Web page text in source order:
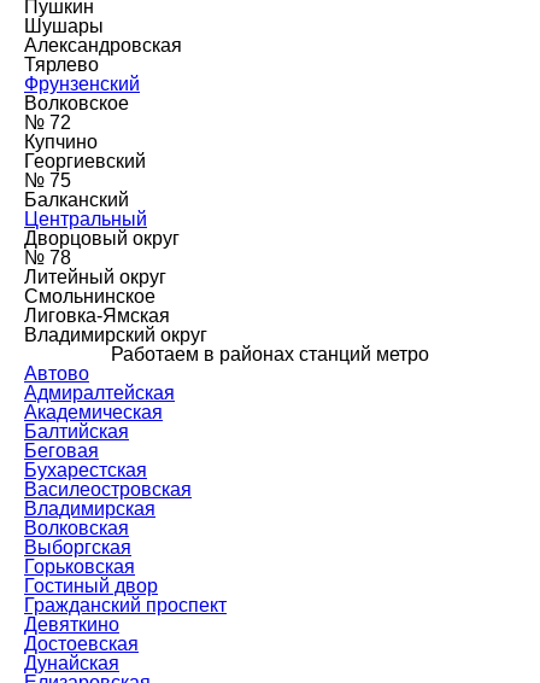
Пушкин
Шушары
Александровская
Тярлево
Фрунзенский
Волковское
№ 72
Купчино
Георгиевский
№ 75
Балканский
Центральный
Дворцовый округ
№ 78
Литейный округ
Смольнинское
Лиговка-Ямская
Владимирский округ
Работаем в районах станций метро
Автово
Адмиралтейская
Академическая
Балтийская
Беговая
Бухарестская
Василеостровская
Владимирская
Волковская
Выборгская
Горьковская
Гостиный двор
Гражданский проспект
Девяткино
Достоевская
Дунайская